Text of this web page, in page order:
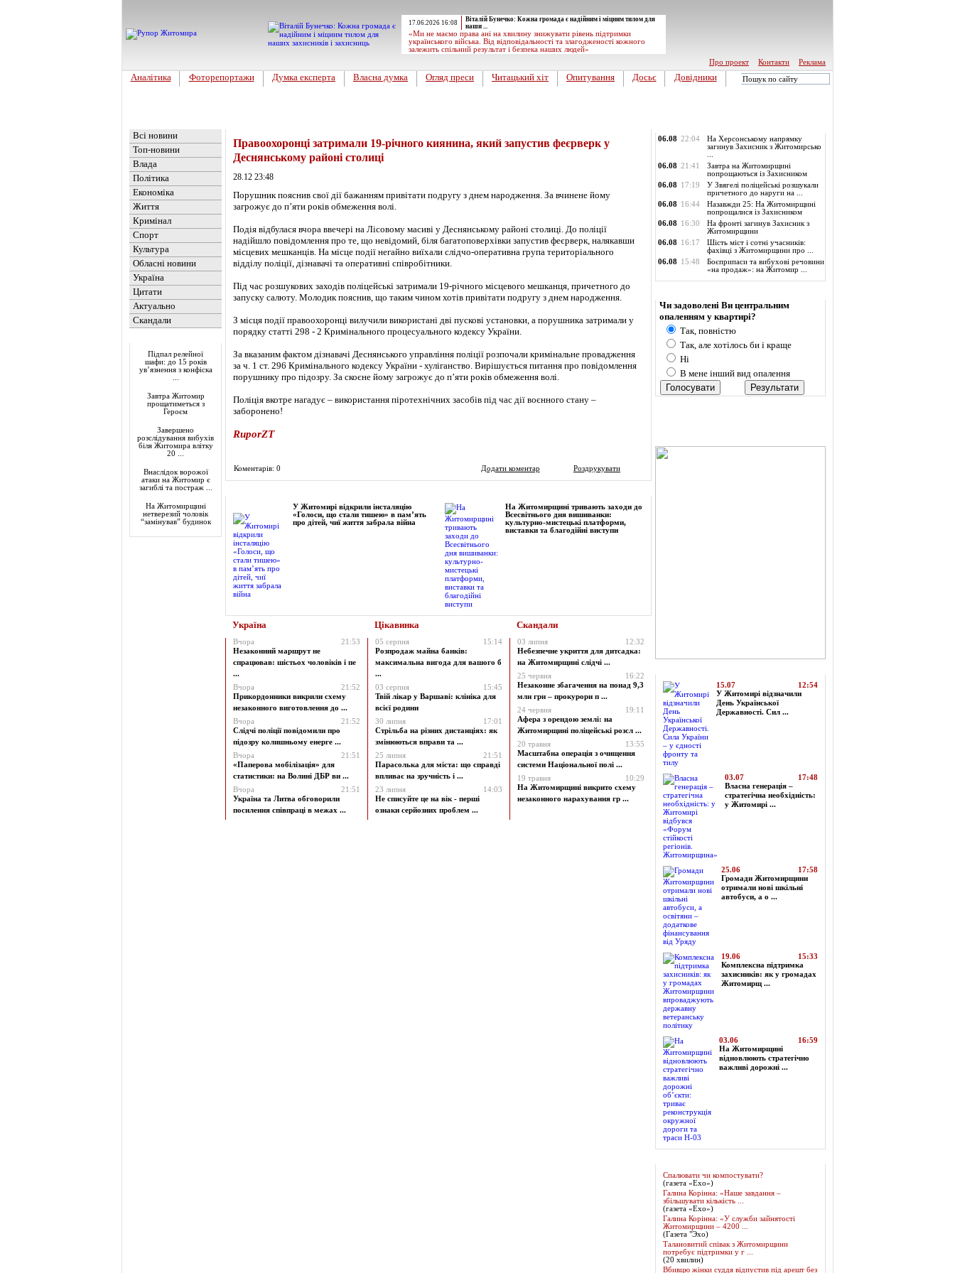
17.06.2026 16:08
Віталій Бунечко: Кожна громада є надійним і міцним тилом для
наши ...
«Ми не маємо права ані на хвилину знижувати рівень підтримки
українського війська. Від відповідальності та злагодженості кожного
залежить спільний результат і безпека наших людей»
Про проект
Контакти Реклама
Аналітика Фоторепортажи Думка експерта Власна думка Огляд преси Читацький хіт Опитування Досьє Довідники
Всі новини
Топ-новини
Влада
Політика
Економіка
Життя
Кримінал
Спорт
Культура
Обласні новини
Україна
Цитати
Актуально
Скандали
Підпал релейної
шафи: до 15 років
ув’язнення з конфіска
Завтра Житомир
прощатиметься з
Героєм
Завершено
розслідування вибухів
біля Житомира влітку
20 ...
Внаслідок ворожої
атаки на Житомир є
загиблі та постраж ...
На Житомирщині
нетверезий чоловік
“замінував” будинок
Правоохоронці затримали 19-річного киянина, який запустив феєрверк у
Деснянському районі столиці
28.12 23:48
Порушник пояснив свої дії бажанням привітати подругу з днем народження. За вчинене йому
загрожує до п’яти років обмеження волі.
Подія відбулася вчора ввечері на Лісовому масиві у Деснянському районі столиці. До поліції
надійшло повідомлення про те, що невідомий, біля багатоповерхівки запустив феєрверк, налякавши
місцевих мешканців. На місце події негайно виїхали слідчо-оперативна група територіального
відділу поліції, дізнавачі та оперативні співробітники.
Під час розшукових заходів поліцейські затримали 19-річного місцевого мешканця, причетного до
запуску салюту. Молодик пояснив, що таким чином хотів привітати подругу з днем народження.
З місця події правоохоронці вилучили використані дві пускові установки, а порушника затримали у
порядку статті 298 - 2 Кримінального процесуального кодексу України.
За вказаним фактом дізнавачі Деснянського управління поліції розпочали кримінальне провадження
за ч. 1 ст. 296 Кримінального кодексу України - хуліганство. Вирішується питання про повідомлення
порушнику про підозру. За скоєне йому загрожує до пʼяти років обмеження волі.
Поліція вкотре нагадує – використання піротехнічних засобів під час дії воєнного стану –
заборонено!
RuporZT
Коментарів: 0 Додати коментар Роздрукувати
У Житомирі відкрили інсталяцію
«Голоси, що стали тишею» в пам’ять
про дітей, чиї життя забрала війна
На Житомирщині тривають заходи до
Всесвітнього дня вишиванки:
культурно-мистецькі платформи,
виставки та благодійні виступи
Україна Цікавинка Скандали
Вчора
21:53
Незаконний маршрут не
спрацював: шістьох чоловіків і пе
...
Вчора
21:52
Прикордонники викрили схему
незаконного виготовлення до ...
Вчора
21:52
Слідчі поліції повідомили про
підозру колишньому енерге ...
Вчора
21:51
«Паперова мобілізація» для
статистики: на Волині ДБР ви ...
Вчора
21:51
Україна та Литва обговорили
посилення співпраці в межах ...
05 серпня
15:14
Розпродаж майна банків:
максимальна вигода для вашого б
...
03 серпня
15:45
Твій лікар у Варшаві: клініка для
всієї родини
30 липня
17:01
Стрільба на різних дистанціях: як
змінюються вправи та ...
25 липня
21:51
Парасолька для міста: що справді
впливає на зручність і ...
23 липня
14:03
Не списуйте це на вік - перші
ознаки серйозних проблем ...
03 липня
12:32
Небезпечне укриття для дитсадка:
на Житомирщині слідчі ...
25 червня
16:22
Незаконне збагачення на понад 9,3
млн грн – прокурори п ...
24 червня
19:11
Афера з орендою землі: на
Житомирщині поліцейські розсл ...
20 травня
13:55
Масштабна операція з очищення
системи Національної полі ...
19 травня
10:29
На Житомирщині викрито схему
незаконного нарахування гр ...
06.08 22:04
На Херсонському напрямку
загинув Захисник з Житомирсько
06.08 21:41
Завтра на Житомирщині
попрощаються із Захисником
06.08 17:19
У Звягелі поліцейські розшукали
причетного до наруги на ...
06.08 16:44
Назавжди 25: На Житомирщині
попрощалися із Захисником
06.08 16:30
На фронті загинув Захисник з
Житомирщини
06.08 16:17
Шість міст і сотні учасників:
фахівці з Житомирщини про ...
06.08 15:48
Боєприпаси та вибухові речовини
«на продаж»: на Житомир ...
Чи задоволені Ви центральним
опаленням у квартирі?
Так, повністю
Так, але хотілось би і краще
Ні
В мене інший вид опалення
15.07
12:54
У Житомирі відзначили
День Української
Державності. Сил ...
03.07
17:48
Власна генерація –
стратегічна необхідність:
у Житомирі ...
25.06
17:58
Громади Житомирщини
отримали нові шкільні
автобуси, а о ...
19.06
15:33
Комплексна підтримка
захисників: як у громадах
Житомирщ ...
03.06
16:59
На Житомирщині
відновлюють стратегічно
важливі дорожні ...
Спалювати чи компостувати?
(газета «Ехо»)
Галина Корінна: «Наше завдання –
збільшувати кількість ...
(газета «Ехо»)
Галина Корінна: «У служби зайнятості
Житомирщини – 4200 ...
(Газета "Эхо)
Талановитий співак з Житомирщини
потребує підтримки у г ...
(20 хвилин)
Вбивцю жінки суддя відпустив під арешт без